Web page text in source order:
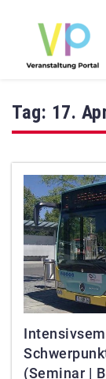
Tag: 17.
(Seminar |